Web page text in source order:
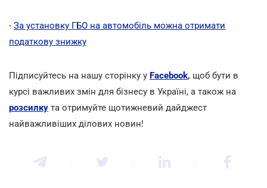
- За установку ГБО на автомобіль можна отримати
податкову знижку
Підписуйтесь на нашу сторінку у Facebook, щоб бути в
курсі важливих змін для бізнесу в Україні, а також на
розсилку та отримуйте щотижневий дайджест
найважливіших ділових новин!